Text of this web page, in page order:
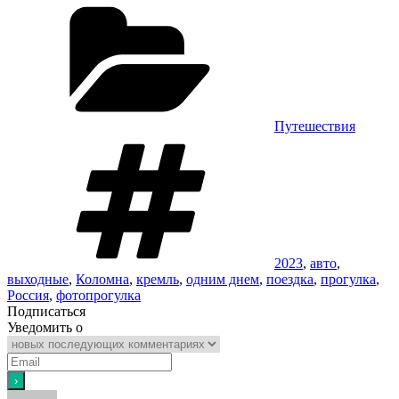
Путешествия
2023, авто,
выходные, Коломна, кремль, одним днем, поездка, прогулка,
Россия, фотопрогулка
Подписаться
Уведомить о